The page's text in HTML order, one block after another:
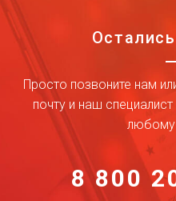
Просто позвоните нам
почту и наш
любому
8 800